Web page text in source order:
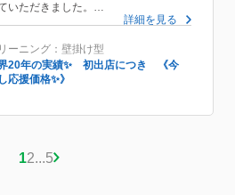
いただきました。
内部の掃除を手際よく丁寧にクリーニ
のゴミ取りまでしていただき嬉しかっ
にくく使用するアドバイス、作業後の
詳細を見る
ーニング：壁掛け型
20年の実績✨ 初出店につき 《今
応援価格✨》
12...5